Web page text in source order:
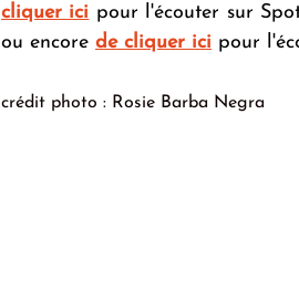
cliquer ici pour l'écouter sur
ou encore de cliquer ici pour
crédit photo : Rosie Barba Negra